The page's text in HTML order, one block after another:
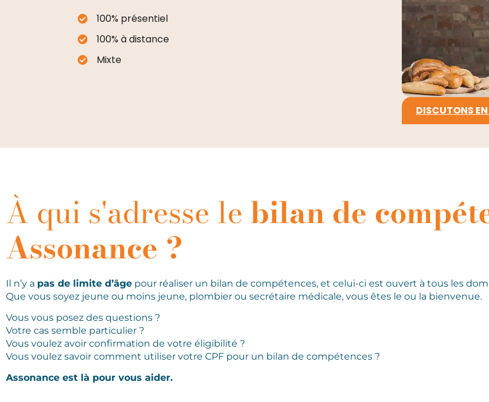
100% présentiel
100% à distance
Mixte
DISCUTONS
À qui s'adresse le bilan de
Assonance ?
Il n’y a pas de limite d’âge pour réaliser un bilan de compétences, et celui-ci est ouvert à tous les
Que vous soyez jeune ou moins jeune, plombier ou secrétaire médicale, vous êtes le ou la bienvenue.
Vous vous posez des questions ?
Votre cas semble particulier ?
Vous voulez avoir confirmation de votre éligibilité ?
Vous voulez savoir comment utiliser votre CPF pour un bilan de compétences ?
Assonance est là pour vous aider.